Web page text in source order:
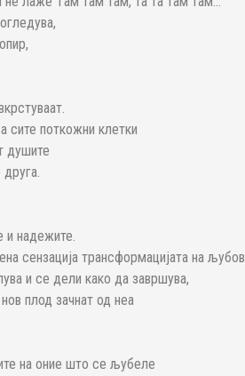
сите поткожни клетки
душите
и надежите.
сензација трансформацијата на љубов
и се дели како да завршува,
плод зачнат од неа
на оние што се љубеле